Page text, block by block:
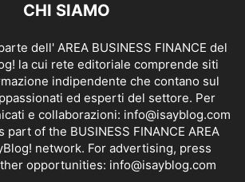
CHI SIAMO
dell' AREA BUSINESS FINANCE del
la cui rete editoriale comprende siti
indipendente che contano sul
ed esperti del settore. Per
e collaborazioni: info@isayblog.com
of the BUSINESS FINANCE AREA
network. For advertising, press
opportunities: info@isayblog.com